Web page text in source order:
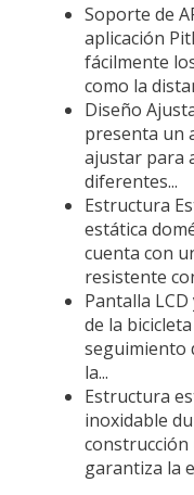
Soporte de
aplicación
fácilmente
como la
Diseño
presenta un
ajustar para
diferentes...
Estructura
estática
cuenta con
resistente
Pantalla
de la
seguimiento
la...
Estructura
inoxidable
garantiza la